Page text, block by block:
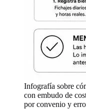
Infografía sobre
con embudo de
por convenio y